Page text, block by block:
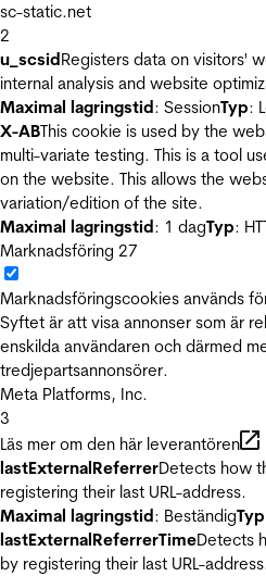
sc-static.net
2
u_scsidRegisters data on visitors'
internal analysis and website
Maximal lagringstid: SessionTyp:
X-ABThis cookie is used by the
multi-variate testing. This is a tool
on the website. This allows the
variation/edition of the site.
Maximal lagringstid: 1 dagTyp:
Marknadsföring 27
Marknadsföringscookies används
Syftet är att visa annonser som är
enskilda användaren och därmed
tredjepartsannonsörer.
Meta Platforms, Inc.
3
Läs mer om den här leverantören
lastExternalReferrerDetects how
registering their last URL-address.
Maximal lagringstid: BeständigTyp
lastExternalReferrerTimeDetects
by registering their last URL-